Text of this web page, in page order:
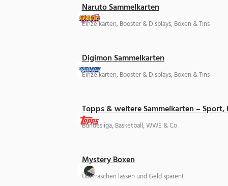
Naruto Sammelkarten
Einzelkarten, Booster & Displays, Boxen & Tins
Digimon Sammelkarten
Einzelkarten, Booster & Displays, Boxen & Tins
Topps & weitere Sammelkarten –
Bundesliga, Basketball, WWE & Co
Mystery Boxen
Überraschen lassen und Geld sparen!